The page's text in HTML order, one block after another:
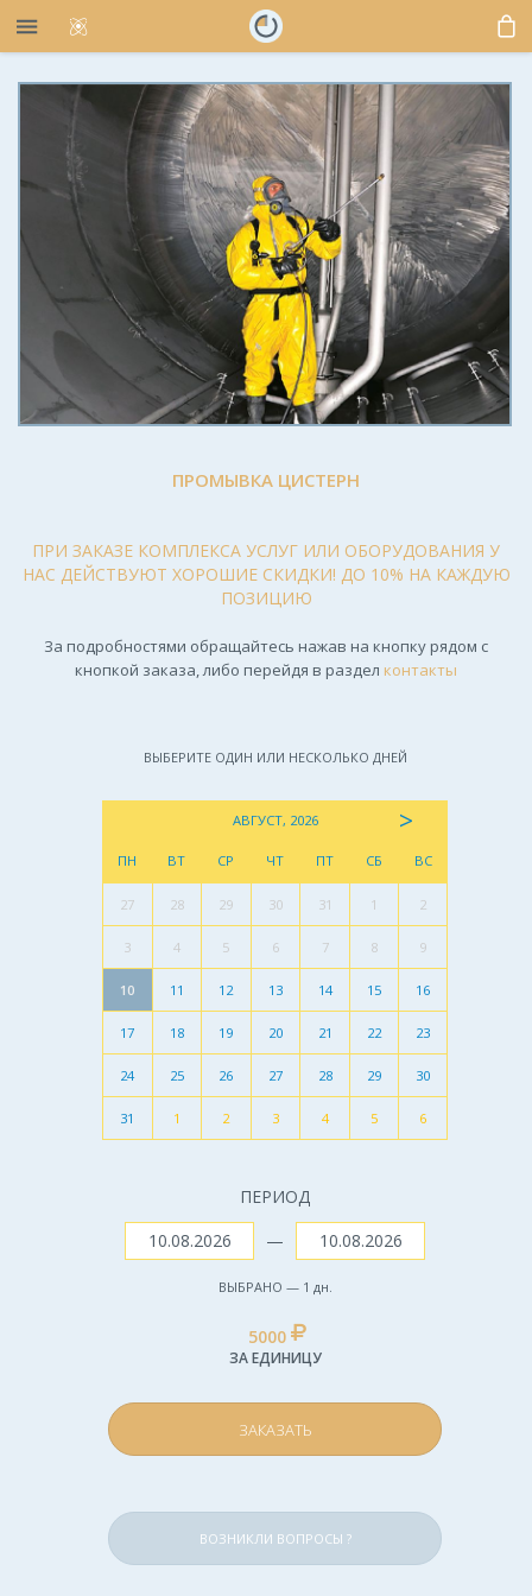
ПРОМЫВКА ЦИСТЕРН
ПРИ ЗАКАЗЕ КОМПЛЕКСА УСЛУГ ИЛИ ОБОРУДОВАНИЯ У
НАС ДЕЙСТВУЮТ ХОРОШИЕ СКИДКИ! ДО 10% НА КАЖДУЮ
ПОЗИЦИЮ
За подробностями обращайтесь нажав на кнопку рядом с
кнопкой заказа, либо перейдя в раздел контакты
ВЫБЕРИТЕ ОДИН ИЛИ НЕСКОЛЬКО ДНЕЙ
АВГУСТ, 2026 >
ПН ВТ СР ЧТ ПТ СБ ВС
27 28 29 30 31 1 2
3 4 5 6 7 8 9
10 11 12 13 14 15 16
17 18 19 20 21 22 23
24 25 26 27 28 29 30
31 1 2 3 4 5 6
ПЕРИОД
—
ВЫБРАНО — 1 дн.
5000
ЗА ЕДИНИЦУ
ЗАКАЗАТЬ
ВОЗНИКЛИ ВОПРОСЫ ?